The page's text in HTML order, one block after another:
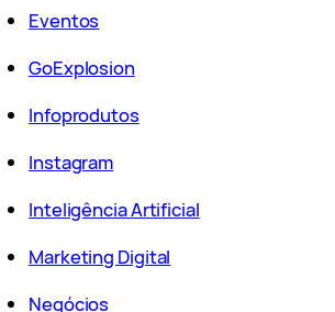
Eventos
GoExplosion
Infoprodutos
Instagram
Inteligência Artificial
Marketing Digital
Negócios